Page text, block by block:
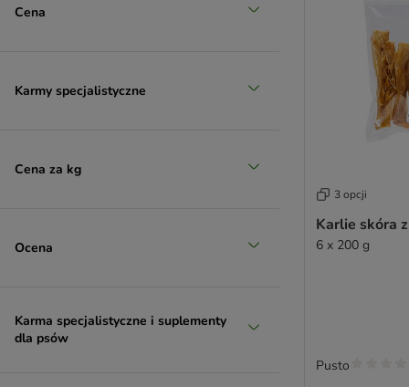
Cena
Karmy specjalistyczne
Cena za kg
Ocena
Karma specjalistyczne i suplementy
dla psów
3 opcji
Karlie skóra
6 x 200 g
Pusto